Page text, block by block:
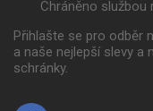
Chráněno službou
Přihlašte se pro odběr
a naše nejlepší slevy a
schránky.